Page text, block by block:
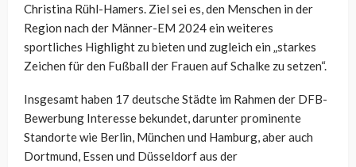
Christina Rühl-Hamers. Ziel sei es, den Menschen in der
Region nach der Männer-EM 2024 ein weiteres
sportliches Highlight zu bieten und zugleich ein „starkes
Zeichen für den Fußball der Frauen auf Schalke zu setzen“.
Insgesamt haben 17 deutsche Städte im Rahmen der DFB-
Bewerbung Interesse bekundet, darunter prominente
Standorte wie Berlin, München und Hamburg, aber auch
Dortmund, Essen und Düsseldorf aus der